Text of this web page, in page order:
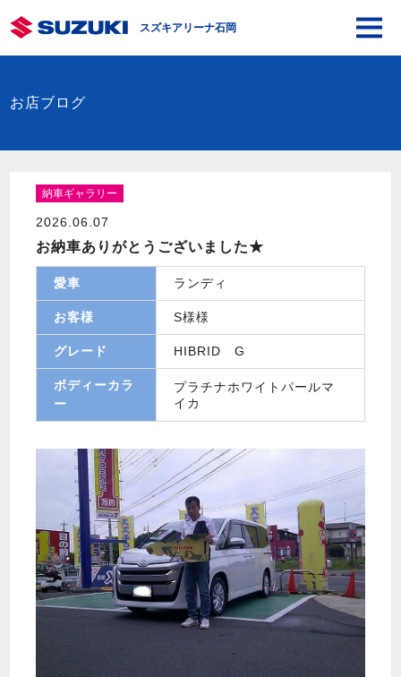
スズキアリーナ石岡
お店ブログ
納車ギャラリー
2026.06.07
お納車ありがとうございました★
愛車 ランディ
お客様 S様様
グレード HIBRID G
ボディーカラ
ー
プラチナホワイトパールマ
イカ